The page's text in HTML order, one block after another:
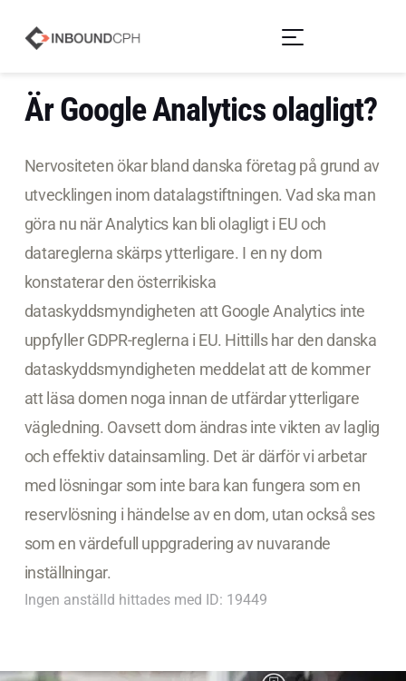
Är Google Analytics olagligt?
Nervositeten ökar bland danska företag på grund av
utvecklingen inom datalagstiftningen. Vad ska man
göra nu när Analytics kan bli olagligt i EU och
datareglerna skärps ytterligare. I en ny dom
konstaterar den österrikiska
dataskyddsmyndigheten att Google Analytics inte
uppfyller GDPR-reglerna i EU. Hittills har den danska
dataskyddsmyndigheten meddelat att de kommer
att läsa domen noga innan de utfärdar ytterligare
vägledning. Oavsett dom ändras inte vikten av laglig
och effektiv datainsamling. Det är därför vi arbetar
med lösningar som inte bara kan fungera som en
reservlösning i händelse av en dom, utan också ses
som en värdefull uppgradering av nuvarande
inställningar.
Ingen anställd hittades med ID: 19449